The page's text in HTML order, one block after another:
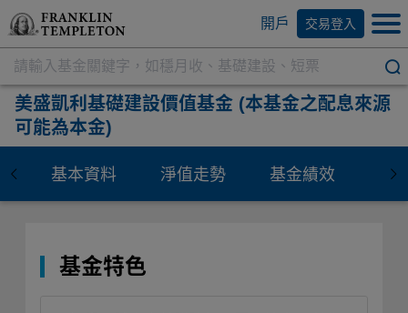
開戶 交易登入
美盛凱利基礎建設價值基金 (本基金之配息來源
可能為本金)
基本資料 淨值走勢 基金績效 資
基金特色